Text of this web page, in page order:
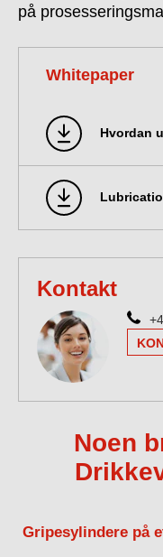
på
Whitepaper
Hvordan
Kontakt
Noen
Gripesylindere på